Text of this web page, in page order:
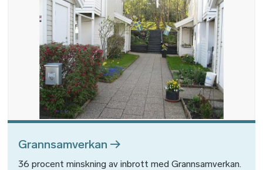
Grannsamverkan
36 procent minskning av inbrott med Grannsamverkan.